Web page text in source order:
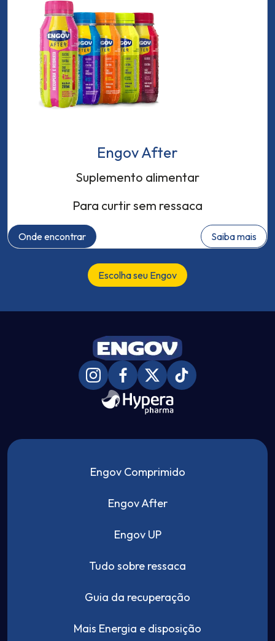
Engov After
Suplemento alimentar
Para curtir sem ressaca
Onde encontrar Saiba mais
Escolha seu Engov
Engov Comprimido
Engov After
Engov UP
Tudo sobre ressaca
Guia da recuperação
Mais Energia e disposição